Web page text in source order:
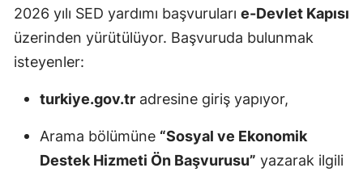
2026 yılı SED yardımı başvuruları e-Devlet Kapısı
üzerinden yürütülüyor. Başvuruda bulunmak
isteyenler:
turkiye.gov.tr adresine giriş yapıyor,
Arama bölümüne “Sosyal ve Ekonomik
Destek Hizmeti Ön Başvurusu” yazarak ilgili